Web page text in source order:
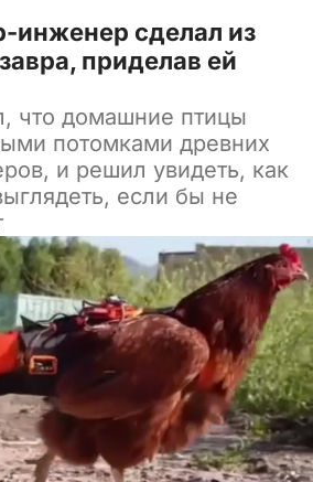
инженер сделал из
приделав ей
что домашние птицы
потомками древних
и решил увидеть, как
если бы не